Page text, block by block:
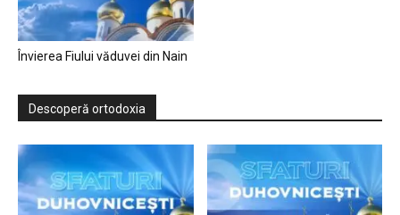
Învierea Fiului văduvei din Nain
Descoperă ortodoxia